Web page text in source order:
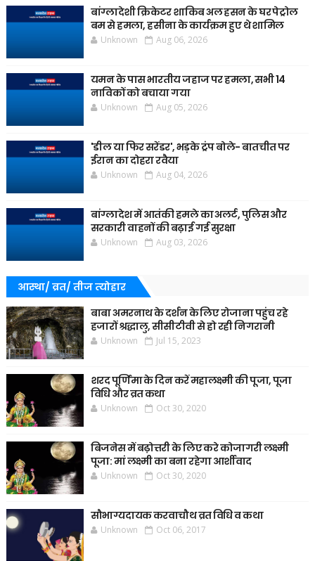
बांग्लादेशी क्रिकेटर शाकिब अल हसन के घर पेट्रोल
बम से हमला, हसीना के कार्यक्रम हुए थे शामिल
Unknown Aug 06, 2026
यमन के पास भारतीय जहाज पर हमला, सभी 14
नाविकों को बचाया गया
Unknown Aug 05, 2026
'डील या फिर सरेंडर', भड़के ट्रंप बोले- बातचीत पर
ईरान का दोहरा रवैया
Unknown Aug 04, 2026
बांग्लादेश में आतंकी हमले का अलर्ट, पुलिस और
सरकारी वाहनों की बढ़ाई गई सुरक्षा
Unknown Aug 03, 2026
आस्था/ व्रत/ तीज त्‍योहार
बाबा अमरनाथ के दर्शन के लिए रोजाना पहुंच रहे
हजारों श्रद्धालु, सीसीटीवी से हो रही निगरानी
Unknown Jul 15, 2023
शरद पूर्णिमा के दिन करें महालक्ष्मी की पूजा, पूजा
विधि और व्रत कथा
Unknown Oct 30, 2020
बिजनेस में बढ़ोत्तरी के लिए करे कोजागरी लक्ष्मी
पूजा: मां लक्ष्मी का बना रहेगा आर्शीवाद
Unknown Oct 30, 2020
सौभाग्यदायक करवाचौथ व्रत विधि व कथा
Unknown Oct 06, 2017